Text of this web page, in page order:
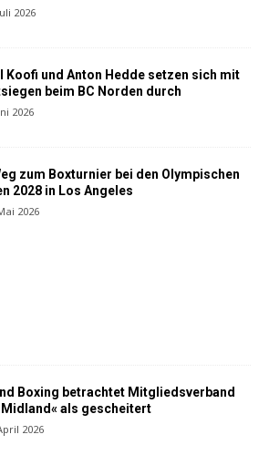
2026
Koofi und Anton Hedde setzen sich mit
beim BC Norden durch
2026
zum Boxturnier bei den Olympischen
2028 in Los Angeles
2026
Boxing betrachtet Mitgliedsverband
Midland« als gescheitert
2026